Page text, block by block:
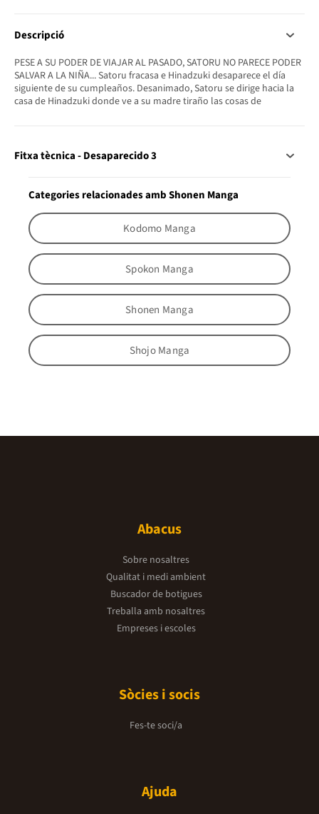
Descripció
PESE A SU PODER DE VIAJAR AL PASADO, SATORU NO PARECE PODER
SALVAR A LA NIÑA... Satoru fracasa e Hinadzuki desaparece el día
siguiente de su cumpleaños. Desanimado, Satoru se dirige hacia la
casa de Hinadzuki donde ve a su madre tiraño las cosas de
Fitxa tècnica - Desaparecido 3
Categories relacionades amb Shonen Manga
Kodomo Manga
Spokon Manga
Shonen Manga
Shojo Manga
Abacus
Sobre nosaltres
Qualitat i medi ambient
Buscador de botigues
Treballa amb nosaltres
Empreses i escoles
Sòcies i socis
Fes-te soci/a
Ajuda